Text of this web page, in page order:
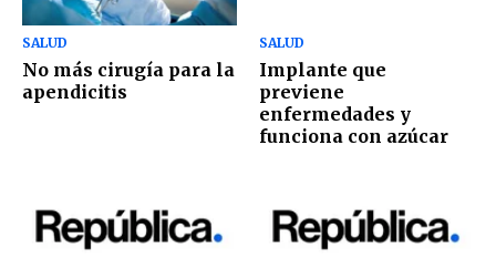
SALUD
No más cirugía para la
apendicitis
SALUD
Implante que
previene
enfermedades y
funciona con azúcar